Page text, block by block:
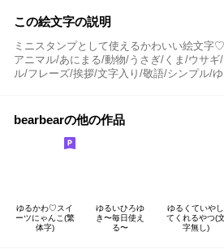
この絵文字の説明
ミニスタンプとして使えるかわいい絵文字♡
アニマル/あにまる/動物/うさぎ/くま/ウサ
ル/フレーズ/挨拶/文字入り/敬語/シンプル/
bearbearの他の作品
ゆるかわ♡スイ
ーツにゃんこ(繁
体字)
ゆるいひろゆ
き〜毎日使え
る〜
ゆるくていやし
てくれるやつ(
字無し)